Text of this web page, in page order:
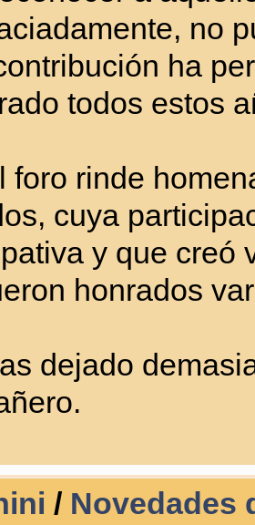
no
ha
todos estos
foro rinde
cuya
y que creó
honrados
dejado
/ Novedades